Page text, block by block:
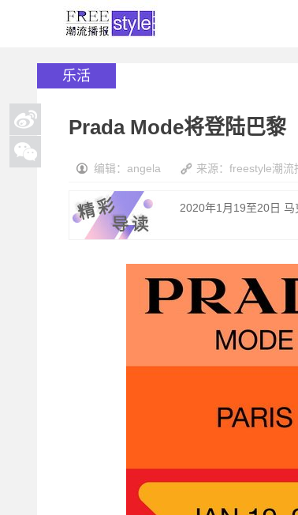
乐活
Prada Mode将登陆巴黎
编辑：angela 来源：freestyle潮流
2020年1月19至20日 马